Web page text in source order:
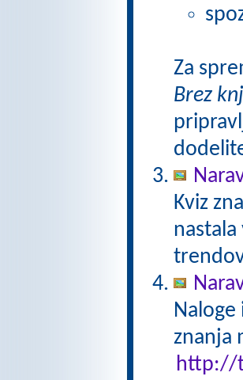
Za
Brez
Kviz
znanja
http://